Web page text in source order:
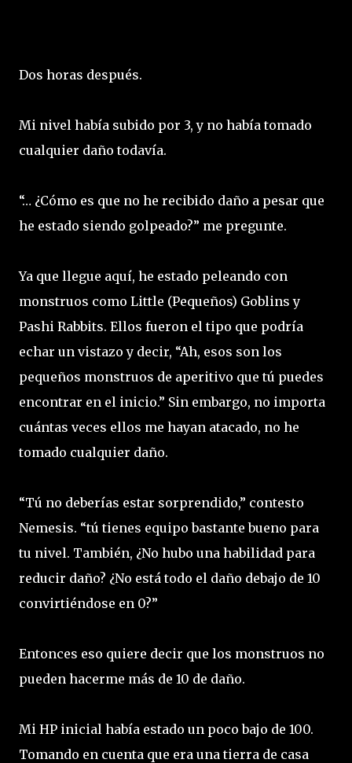
Dos horas después.
Mi nivel había subido por 3, y no había tomado
cualquier daño todavía.
“… ¿Cómo es que no he recibido daño a pesar que
he estado siendo golpeado?” me pregunte.
Ya que llegue aquí, he estado peleando con
monstruos como Little (Pequeños) Goblins y
Pashi Rabbits. Ellos fueron el tipo que podría
echar un vistazo y decir, “Ah, esos son los
pequeños monstruos de aperitivo que tú puedes
encontrar en el inicio.” Sin embargo, no importa
cuántas veces ellos me hayan atacado, no he
tomado cualquier daño.
“Tú no deberías estar sorprendido,” contesto
Nemesis. “tú tienes equipo bastante bueno para
tu nivel. También, ¿No hubo una habilidad para
reducir daño? ¿No está todo el daño debajo de 10
convirtiéndose en 0?”
Entonces eso quiere decir que los monstruos no
pueden hacerme más de 10 de daño.
Mi HP inicial había estado un poco bajo de 100.
Tomando en cuenta que era una tierra de casa